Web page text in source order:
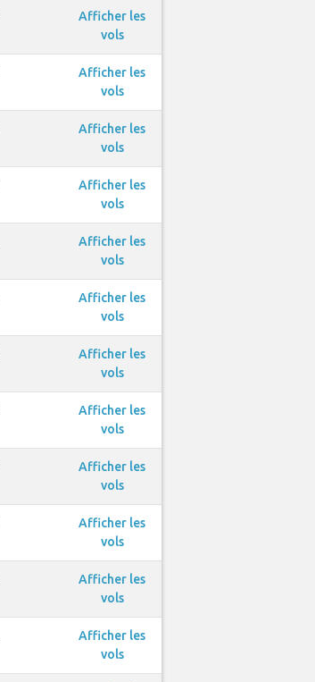
Afficher les
vols
Afficher les
vols
Afficher les
vols
Afficher les
vols
Afficher les
vols
Afficher les
vols
Afficher les
vols
Afficher les
vols
Afficher les
vols
Afficher les
vols
Afficher les
vols
Afficher les
vols